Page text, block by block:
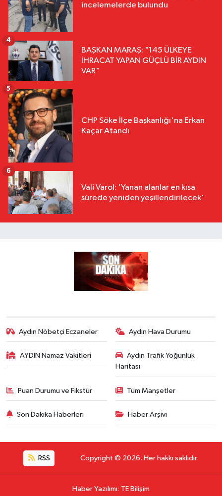
incelemelerde bulundu
BAŞKAN MARAŞ: "145 ÜLKEYE
İHRACAT YAPAN GÜÇLÜ BİR AYDIN
VAR"
4
CHP Söke İlçe Başkanlığı'na Erkan
Kaçar Atandı
5
Vali Varol: 'Yanan alanlar en kısa
sürede yeniden yeşillendirilecek'
6
Aydın Nöbetçi Eczaneler Aydın Hava Durumu
AYDIN Namaz Vakitleri
Aydın Trafik Yoğunluk
Haritası
Puan Durumu ve Fikstür Tüm Manşetler
Son Dakika Haberleri Haber Arşivi
RSS Copyright © 2026. Her hakkı saklıdır.
Haber Yazılımı: TE Bilişim